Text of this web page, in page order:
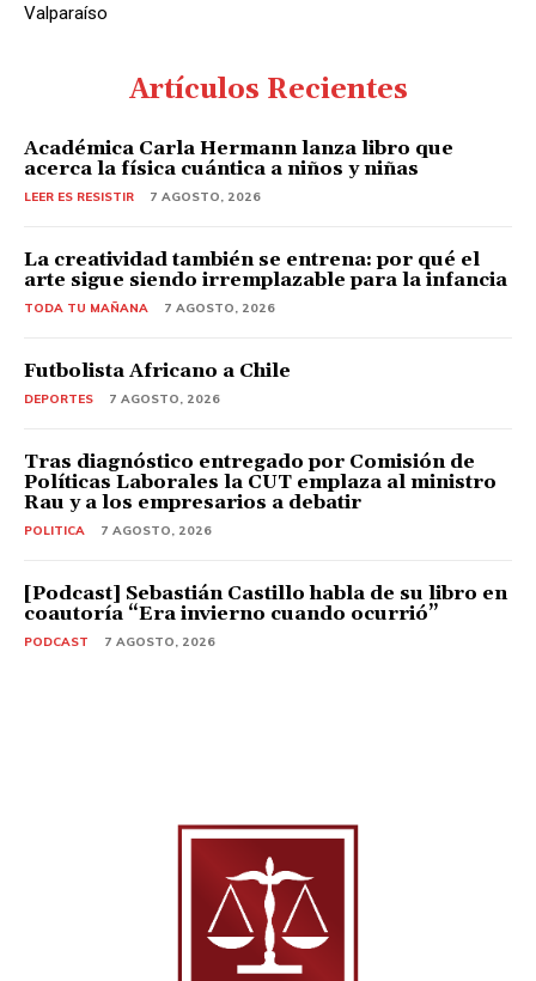
Valparaíso
Artículos Recientes
Académica Carla Hermann lanza libro que
acerca la física cuántica a niños y niñas
LEER ES RESISTIR 7 AGOSTO, 2026
La creatividad también se entrena: por qué el
arte sigue siendo irremplazable para la infancia
TODA TU MAÑANA 7 AGOSTO, 2026
Futbolista Africano a Chile
DEPORTES 7 AGOSTO, 2026
Tras diagnóstico entregado por Comisión de
Políticas Laborales la CUT emplaza al ministro
Rau y a los empresarios a debatir
POLITICA 7 AGOSTO, 2026
[Podcast] Sebastián Castillo habla de su libro en
coautoría “Era invierno cuando ocurrió”
PODCAST 7 AGOSTO, 2026